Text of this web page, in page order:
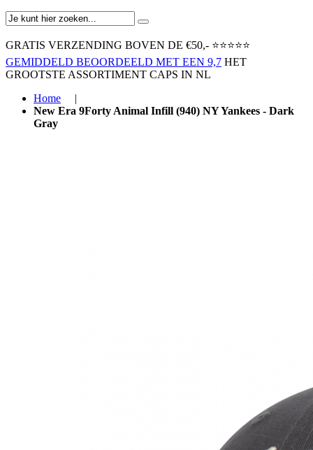
GRATIS VERZENDING BOVEN ​DE €50,-​ ⭐⭐⭐⭐⭐
GEMIDDELD BEOORDEELD MET EEN 9,7 HET
GROOTSTE ASSORTIMENT CAPS IN NL
Home
|
New Era 9Forty Animal Infill (940) NY Yankees - Dark
Gray